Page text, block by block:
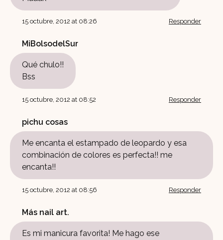
15 octubre, 2012 at 08:26 Responder
MiBolsodelSur
Qué chulo!!
Bss
15 octubre, 2012 at 08:52 Responder
pichu cosas
Me encanta el estampado de leopardo y esa
combinación de colores es perfecta!! me
encanta!!
15 octubre, 2012 at 08:56 Responder
Más nail art.
Es mi manicura favorita! Me hago ese